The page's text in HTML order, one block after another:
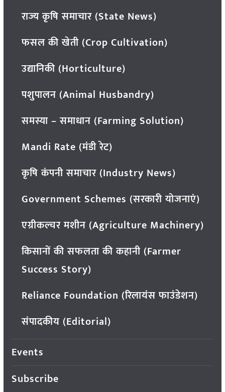
राज्य कृषि समाचार (State News)
फसल की खेती (Crop Cultivation)
उद्यानिकी (Horticulture)
पशुपालन (Animal Husbandry)
समस्या – समाधान (Farming Solution)
Mandi Rate (मंडी रेट)
कृषि कंपनी समाचार (Industry News)
Government Schemes (सरकारी योजनाएं)
एग्रीकल्चर मशीन (Agriculture Machinery)
किसानों की सफलता की कहानी (Farmer
Success Story)
Reliance Foundation (रिलायंस फाउंडेशन)
संपादकीय (Editorial)
Events
Subscribe